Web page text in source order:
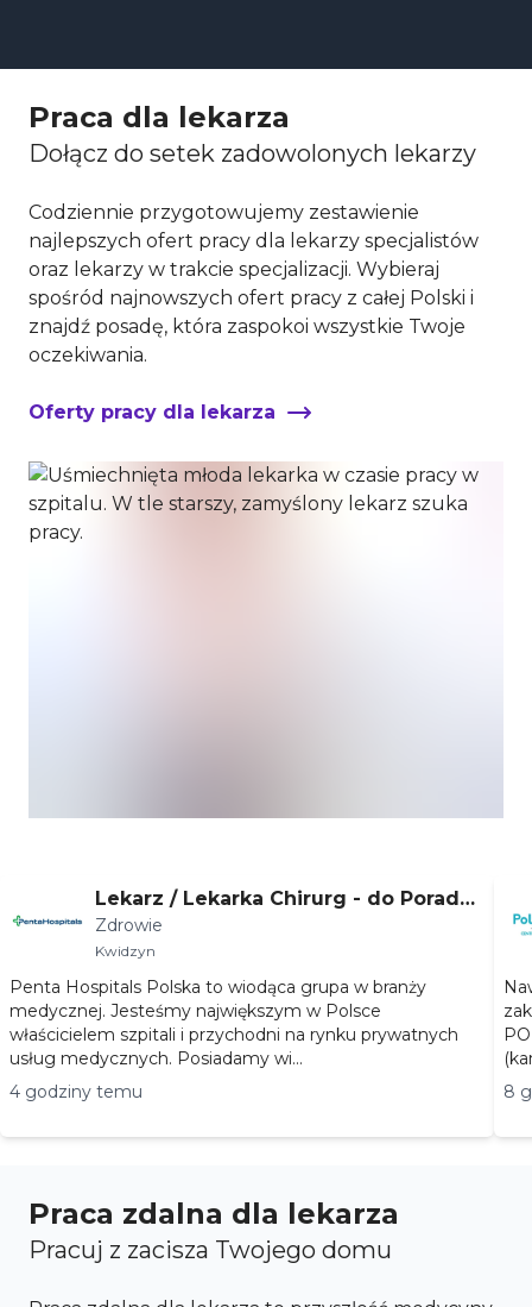
Praca dla lekarza
Dołącz do setek zadowolonych lekarzy
Codziennie przygotowujemy zestawienie
najlepszych ofert pracy dla lekarzy specjalistów
oraz lekarzy w trakcie specjalizacji. Wybieraj
spośród najnowszych ofert pracy z całej Polski i
znajdź posadę, która zaspokoi wszystkie Twoje
oczekiwania.
Oferty pracy dla lekarza
Lekarz / Lekarka Chirurg - do Poradni
Chirurgii Ogólnej
Zdrowie
Kwidzyn
Penta Hospitals Polska to wiodąca grupa w branży
medycznej. Jesteśmy największym w Polsce
właścicielem szpitali i przychodni na rynku prywatnych
usług medycznych. Posiadamy wi...
4 godziny temu
8
Praca zdalna dla lekarza
Pracuj z zacisza Twojego domu